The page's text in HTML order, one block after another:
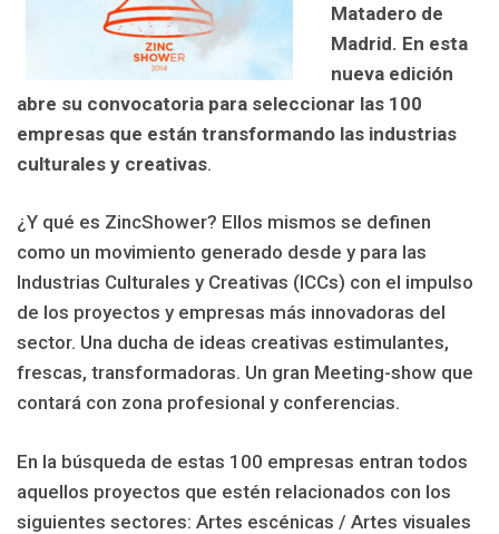
Matadero de
Madrid. En esta
nueva edición
abre su convocatoria para seleccionar las 100
empresas que están transformando las industrias
culturales y creativas.
¿Y qué es ZincShower? Ellos mismos se definen
como un movimiento generado desde y para las
Industrias Culturales y Creativas (ICCs) con el impulso
de los proyectos y empresas más innovadoras del
sector. Una ducha de ideas creativas estimulantes,
frescas, transformadoras. Un gran Meeting-show que
contará con zona profesional y conferencias.
En la búsqueda de estas 100 empresas entran todos
aquellos proyectos que estén relacionados con los
siguientes sectores: Artes escénicas / Artes visuales